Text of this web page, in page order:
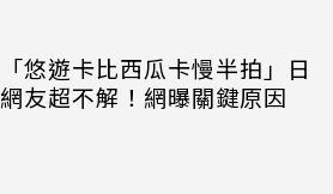
「悠遊卡比西瓜卡慢半拍」日
網友超不解！網曝關鍵原因